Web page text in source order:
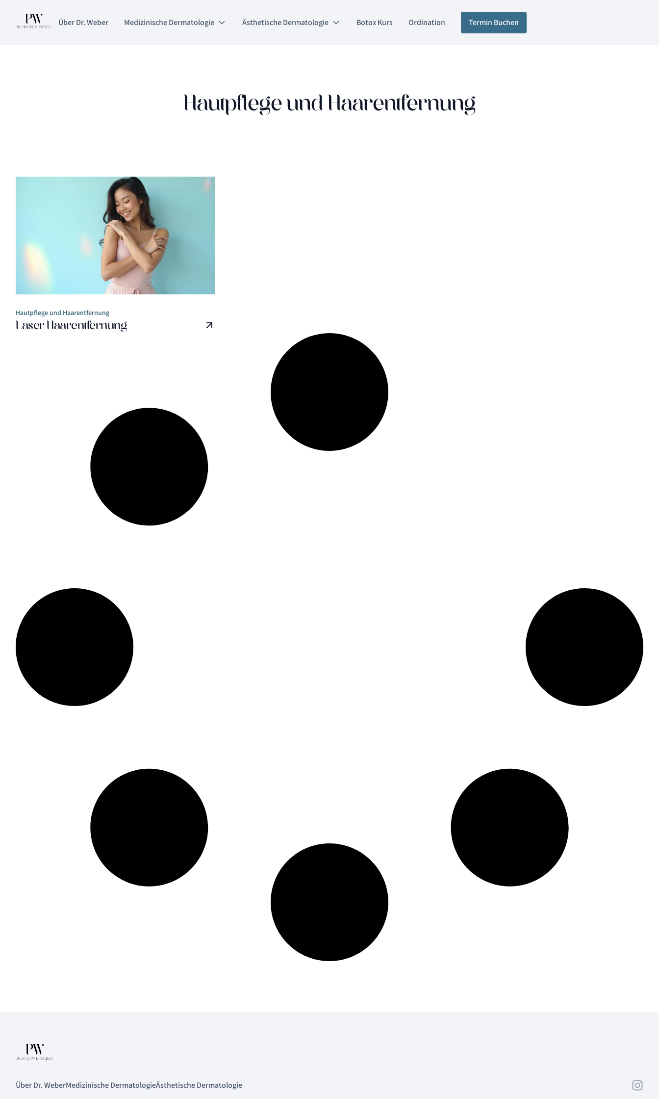
Über Dr. Weber Medizinische Dermatologie Ästhetische Dermatologie Botox Kurs Ordination Termin Buchen
Hautpflege und Haarentfernung
Hautpflege und Haarentfernung
Laser Haarentfernung
Über Dr. WeberMedizinische DermatologieÄsthetische Dermatologie